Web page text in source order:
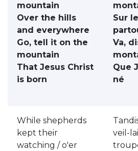
mountain
Over the hills
and everywhere
Go, tell it on the
mountain
That Jesus Christ
is born
Sur
Va,
Que
né
While shepherds
kept their
watching / o'er
veil-